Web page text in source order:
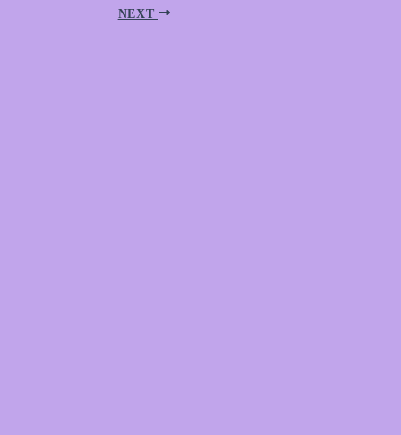
NEXT